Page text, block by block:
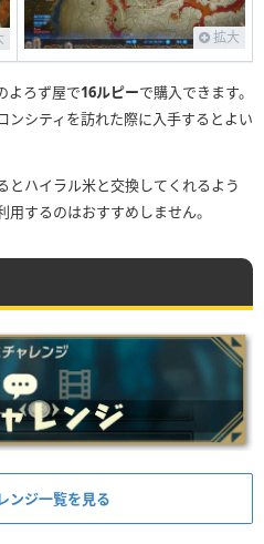
拡大
よろず屋で16ルピーで購入できます。
ンシティを訪れた際に入手するとよい
とハイラル米と交換してくれるよう
するのはおすすめしません。
ンジ一覧を見る